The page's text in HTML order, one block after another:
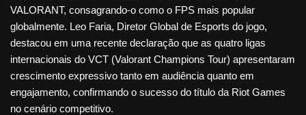
VALORANT, consagrando-o como o FPS mais popular
globalmente. Leo Faria, Diretor Global de Esports do jogo,
destacou em uma recente declaração que as quatro ligas
internacionais do VCT (Valorant Champions Tour) apresentaram
crescimento expressivo tanto em audiência quanto em
engajamento, confirmando o sucesso do título da Riot Games
no cenário competitivo.